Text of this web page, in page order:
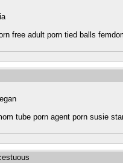
free adult porn tied balls
tube porn agent porn susie